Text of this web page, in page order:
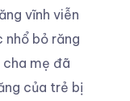
vĩnh viễn
nhổ bỏ răng
cha mẹ đã
của trẻ bị